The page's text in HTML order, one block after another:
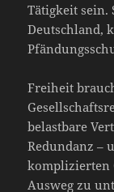
Tätigkeit sein.
Deutschland,
Freiheit
belastbare
Redundanz –
komplizierten
Ausweg zu